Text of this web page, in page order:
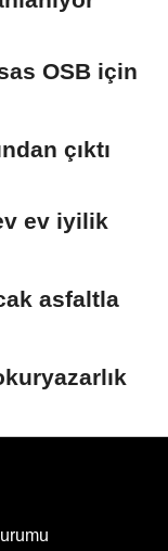
OSB için
çıktı
ev iyilik
asfaltla